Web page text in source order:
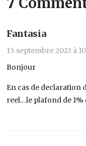
Fantasia
15 septembre 2023 à
Bonjour
En cas de declaration
reel…le plafond de 1%